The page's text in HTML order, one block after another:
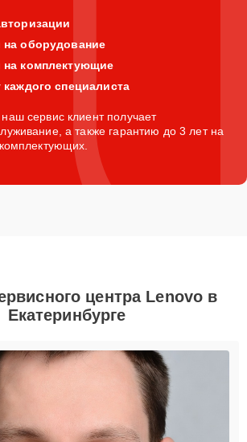
оборудование
комплектующие
специалиста
сервис клиент получает
а также гарантию до 3 лет на
центра Lenovo в
Екатеринбурге